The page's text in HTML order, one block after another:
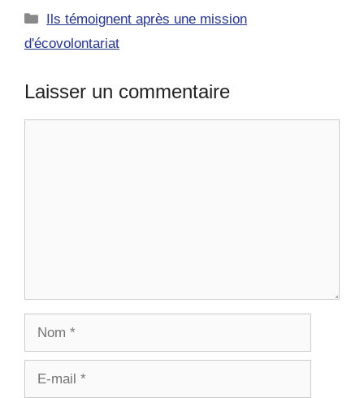
Catégories
Ils témoignent après une mission
d'écovolontariat
Laisser un commentaire